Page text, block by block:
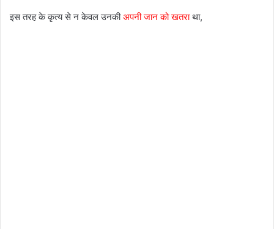
इस तरह के कृत्य से न केवल उनकीअपनी जान को खतराथा,